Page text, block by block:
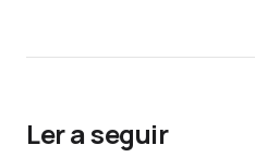
Ler a seguir